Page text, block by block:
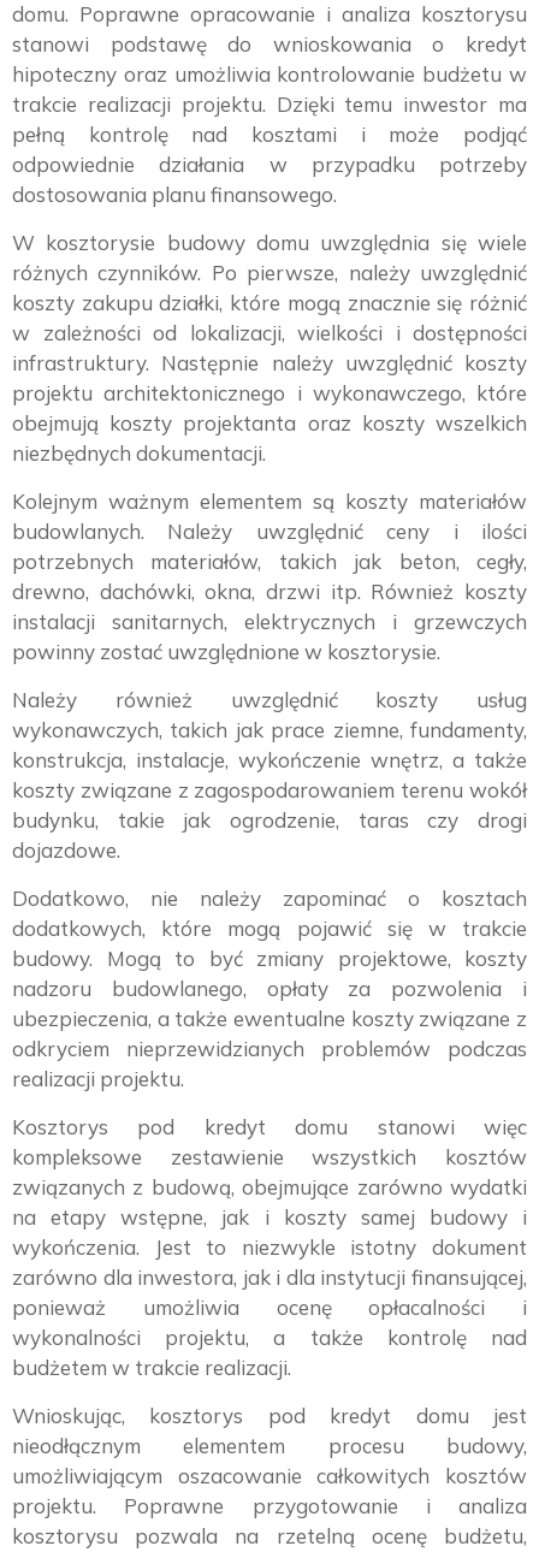
domu. Poprawne opracowanie i analiza kosztorysu
stanowi podstawę do wnioskowania o kredyt
hipoteczny oraz umożliwia kontrolowanie budżetu w
trakcie realizacji projektu. Dzięki temu inwestor ma
pełną kontrolę nad kosztami i może podjąć
odpowiednie działania w przypadku potrzeby
dostosowania planu finansowego.
W kosztorysie budowy domu uwzględnia się wiele
różnych czynników. Po pierwsze, należy uwzględnić
koszty zakupu działki, które mogą znacznie się różnić
w zależności od lokalizacji, wielkości i dostępności
infrastruktury. Następnie należy uwzględnić koszty
projektu architektonicznego i wykonawczego, które
obejmują koszty projektanta oraz koszty wszelkich
niezbędnych dokumentacji.
Kolejnym ważnym elementem są koszty materiałów
budowlanych. Należy uwzględnić ceny i ilości
potrzebnych materiałów, takich jak beton, cegły,
drewno, dachówki, okna, drzwi itp. Również koszty
instalacji sanitarnych, elektrycznych i grzewczych
powinny zostać uwzględnione w kosztorysie.
Należy również uwzględnić koszty usług
wykonawczych, takich jak prace ziemne, fundamenty,
konstrukcja, instalacje, wykończenie wnętrz, a także
koszty związane z zagospodarowaniem terenu wokół
budynku, takie jak ogrodzenie, taras czy drogi
dojazdowe.
Dodatkowo, nie należy zapominać o kosztach
dodatkowych, które mogą pojawić się w trakcie
budowy. Mogą to być zmiany projektowe, koszty
nadzoru budowlanego, opłaty za pozwolenia i
ubezpieczenia, a także ewentualne koszty związane z
odkryciem nieprzewidzianych problemów podczas
realizacji projektu.
Kosztorys pod kredyt domu stanowi więc
kompleksowe zestawienie wszystkich kosztów
związanych z budową, obejmujące zarówno wydatki
na etapy wstępne, jak i koszty samej budowy i
wykończenia. Jest to niezwykle istotny dokument
zarówno dla inwestora, jak i dla instytucji finansującej,
ponieważ umożliwia ocenę opłacalności i
wykonalności projektu, a także kontrolę nad
budżetem w trakcie realizacji.
Wnioskując, kosztorys pod kredyt domu jest
nieodłącznym elementem procesu budowy,
umożliwiającym oszacowanie całkowitych kosztów
projektu. Poprawne przygotowanie i analiza
kosztorysu pozwala na rzetelną ocenę budżetu,